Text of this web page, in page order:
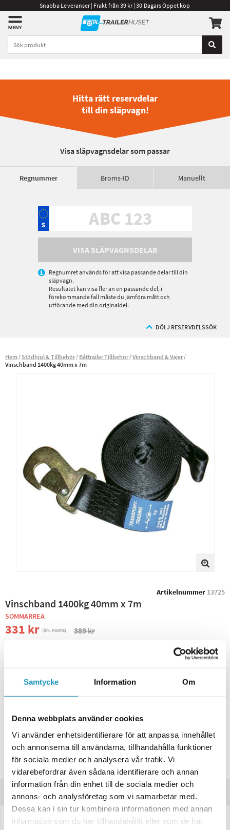
Samtycke Information Om
Denna webbplats använder cookies
Vi använder enhetsidentifierare för att anpassa innehållet
och annonserna till användarna, tillhandahålla funktioner
för sociala medier och analysera vår trafik. Vi
vidarebefordrar även sådana identifierare och annan
information från din enhet till de sociala medier och
annons- och analysföretag som vi samarbetar med.
Dessa kan i sin tur kombinera informationen med annan
information som du har tillhandahållit eller som de har
Snabba Leveranser | Frakt från 39 kr | 30 Dagars Öppet köp
Hitta rätt reservdelar
till din släpvagn!
Visa släpvagnsdelar som passar
Regnummer Broms-ID Manuellt
VISA SLÄPVAGNSDELAR
Regnumret används för att visa passande delar till din
släpvagn.
Resultatet kan visa fler än en passande del, i
förekommande fall måste du jämföra mått och
utförande med din originaldel.
DÖLJ RESERVDELSSÖK
Hem Stödhjul & Tillbehör Båttrailer Tillbehör Vinschband & Vajer
Vinschband 1400kg 40mm x 7m
Artikelnummer 13725
Vinschband 1400kg 40mm x 7m
SOMMARREA
331 kr (ink. moms) 389 kr
ONLINELAGER TILLFÄLLIGT SLUT
BUTIKSLAGER 0 I LAGER
Lägsta pris de senaste 30-dagarna:
331 kr
Leverans- & Returinformation
Spara produkt
Produktinformation
Vinschband för vinsch till båtkärra